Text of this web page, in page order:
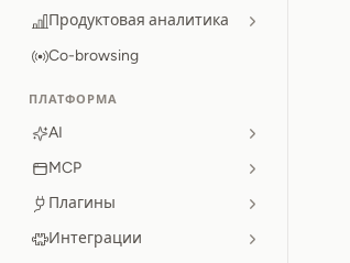
Продуктовая аналитика
Co-browsing
ПЛАТФОРМА
AI
MCP
Плагины
Интеграции